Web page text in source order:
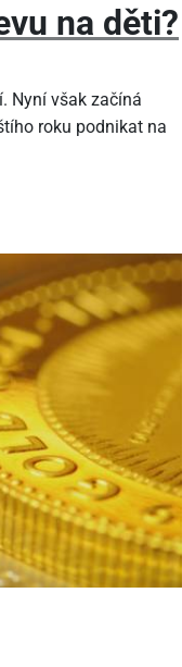
na děti?
Nyní však začíná
roku podnikat na